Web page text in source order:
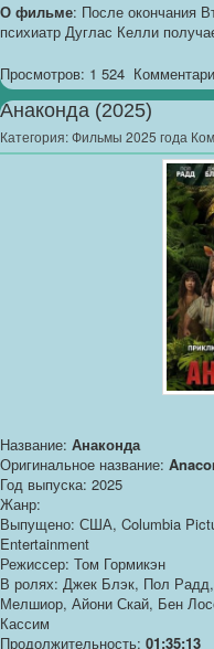
О фильме: После окончания
психиатр Дуглас Келли
Просмотров: 1 524
Анаконда (2025)
Категория:Фильмы 2025 года
Название: Анаконда
Оригинальное название:
Год выпуска: 2025
Жанр:
Выпущено: США, Columbia
Entertainment
Режиссер: Том Гормикэн
В ролях: Джек Блэк, Пол
Мелшиор, Айони Скай, Бен
Кассим
Продолжительность: 01:35:13